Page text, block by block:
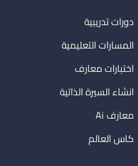
دورات تدريبية
المسارات التعليمية
اختبارات معارف
انشاء السيرة الذاتية
معارف Ai
كاس العالم